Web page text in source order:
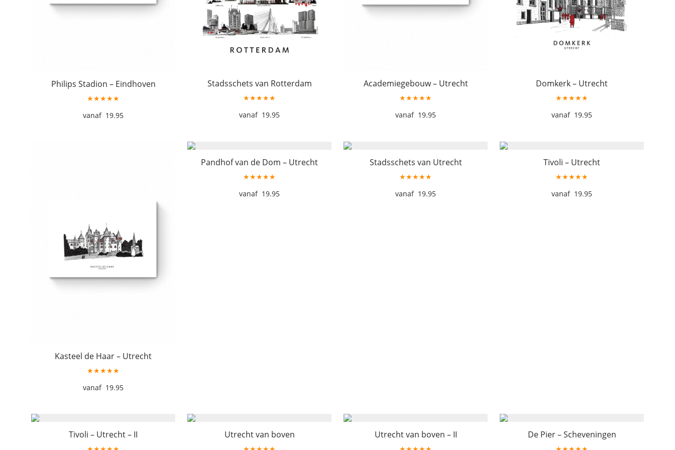
Philips Stadion – Eindhoven
★★★★★
19.95
Stadsschets van Rotterdam
★★★★★
19.95
Academiegebouw – Utrecht
★★★★★
19.95
Domkerk – Utrecht
★★★★★
19.95
Kasteel de Haar – Utrecht
★★★★★
19.95
Pandhof van de Dom – Utrecht
★★★★★
19.95
Stadsschets van Utrecht
★★★★★
19.95
Tivoli – Utrecht
★★★★★
19.95
Tivoli – Utrecht – II Utrecht van boven Utrecht van boven – II De Pier – Scheveningen